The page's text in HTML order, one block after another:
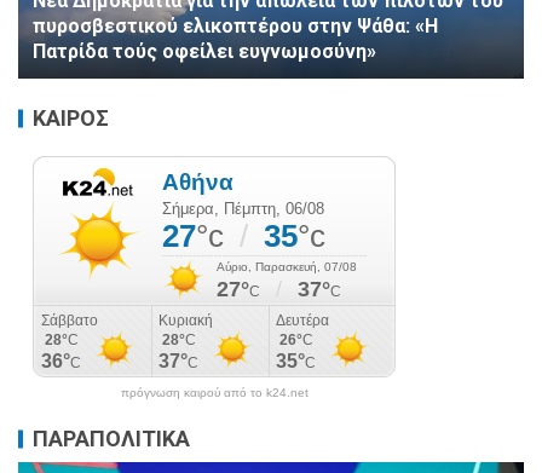
πυροσβεστικού ελικοπτέρου στην Ψάθα: «Η
Πατρίδα τούς οφείλει ευγνωμοσύνη»
ΚΑΙΡΟΣ
πρόγνωση καιρού από το k24.net
ΠΑΡΑΠΟΛΙΤΙΚΑ